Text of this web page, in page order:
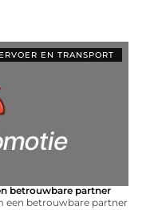
EN TRANSPORT
betrouwbare partner
een betrouwbare partner